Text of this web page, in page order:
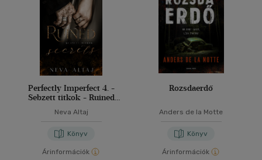
Perfectly Imperfect 4. -
Sebzett titkok - Ruined
Neva Altaj
Könyv
Árinformációk
Rozsdaerdő
Anders de la Motte
Könyv
Árinformációk